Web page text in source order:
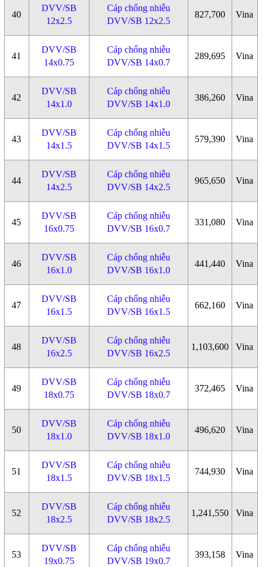
40
DVV/SB
12x2.5
Cáp chống nhiễu
DVV/SB 12x2.5
827,700 Vina
41
DVV/SB
14x0.75
Cáp chống nhiễu
DVV/SB 14x0.7
289,695 Vina
42
DVV/SB
14x1.0
Cáp chống nhiễu
DVV/SB 14x1.0
386,260 Vina
43
DVV/SB
14x1.5
Cáp chống nhiễu
DVV/SB 14x1.5
579,390 Vina
44
DVV/SB
14x2.5
Cáp chống nhiễu
DVV/SB 14x2.5
965,650 Vina
45
DVV/SB
16x0.75
Cáp chống nhiễu
DVV/SB 16x0.7
331,080 Vina
46
DVV/SB
16x1.0
Cáp chống nhiễu
DVV/SB 16x1.0
441,440 Vina
47
DVV/SB
16x1.5
Cáp chống nhiễu
DVV/SB 16x1.5
662,160 Vina
48
DVV/SB
16x2.5
Cáp chống nhiễu
DVV/SB 16x2.5
1,103,600 Vina
49
DVV/SB
18x0.75
Cáp chống nhiễu
DVV/SB 18x0.7
372,465 Vina
50
DVV/SB
18x1.0
Cáp chống nhiễu
DVV/SB 18x1.0
496,620 Vina
51
DVV/SB
18x1.5
Cáp chống nhiễu
DVV/SB 18x1.5
744,930 Vina
52
DVV/SB
18x2.5
Cáp chống nhiễu
DVV/SB 18x2.5
1,241,550 Vina
53
DVV/SB
19x0.75
Cáp chống nhiễu
DVV/SB 19x0.7
393,158 Vina